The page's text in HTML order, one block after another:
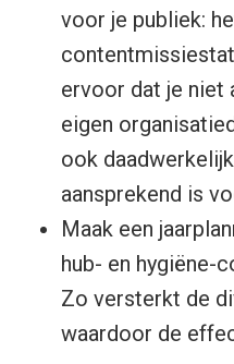
voor je publiek:
ervoor dat je niet
eigen
ook
aansprekend is
Maak een
hub- en hygiëne-
Zo versterkt de
waardoor de